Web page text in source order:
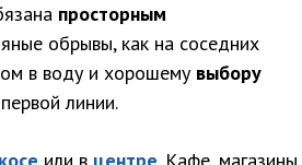
просторным
обрывы, как на соседних
в воду и хорошему выбору
линии.